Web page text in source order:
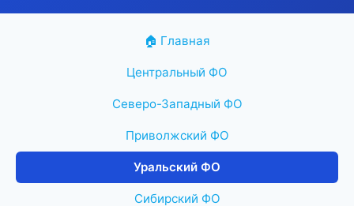
🏠 Главная
Центральный ФО
Северо-Западный ФО
Приволжский ФО
Уральский ФО
Сибирский ФО